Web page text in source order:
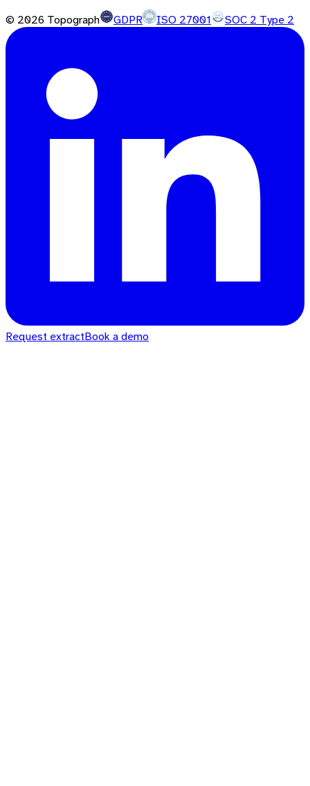
© 2026 Topograph GDPR ISO 27001 SOC 2 Type 2
Request extractBook a demo